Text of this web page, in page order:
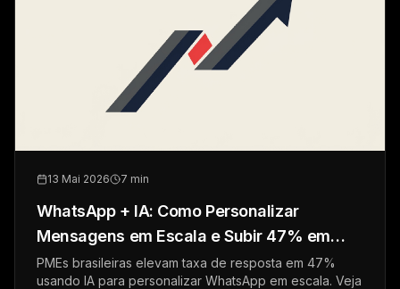
13 Mai 2026 7 min
WhatsApp + IA: Como Personalizar
Mensagens em Escala e Subir 47% em
Resposta
PMEs brasileiras elevam taxa de resposta em 47%
usando IA para personalizar WhatsApp em escala. Veja